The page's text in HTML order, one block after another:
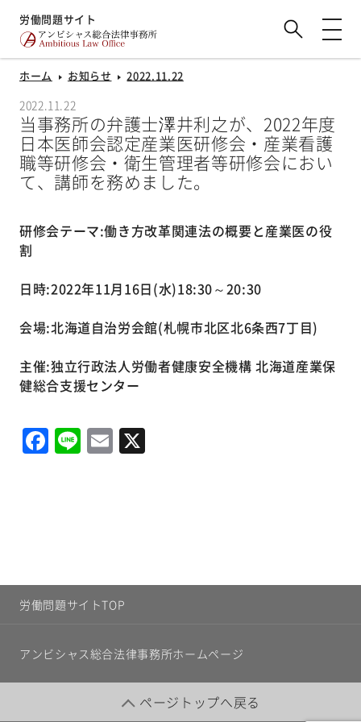
労働問題サイト
ホーム お知らせ 2022.11.22
2022.11.22
当事務所の弁護士澤井利之が、2022年度
日本医師会認定産業医研修会・産業看護
職等研修会・衛生管理者等研修会におい
て、講師を務めました。
研修会テーマ:働き方改革関連法の概要と産業医の役
割
日時:2022年11月16日(水)18:30～20:30
会場:北海道自治労会館(札幌市北区北6条西7丁目)
主催:独立行政法人労働者健康安全機構 北海道産業保
健総合支援センター
Facebook
LineEmail
労働問題サイトTOP
アンビシャス総合法律事務所ホームページ
ページトップへ戻る